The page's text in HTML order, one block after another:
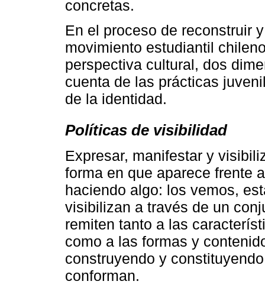
concretas.
En el proceso de reconstruir
movimiento estudiantil
perspectiva cultural, dos
cuenta de las prácticas
de la identidad.
Políticas de visibilidad
Expresar, manifestar y
forma en que aparece frente
haciendo algo: los vemos,
visibilizan a través de un
remiten tanto a las
como a las formas y
construyendo y
conforman.